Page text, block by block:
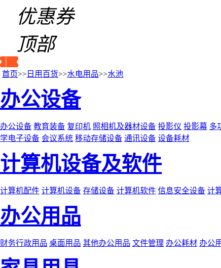
优惠券
顶部
首页>> 日用百货>>水电用品>>水池
办公设备
办公设备 教育装备 复印机 照相机及器材设备 投影仪 投影幕 多
学电子设备 会议系统 移动存储设备 通讯设备 设备耗材
计算机设备及软件
计算机配件 计算机设备 存储设备 计算机软件 信息安全设备 计
办公用品
财务行政用品 桌面用品 其他办公用品 文件管理 办公耗材 办公